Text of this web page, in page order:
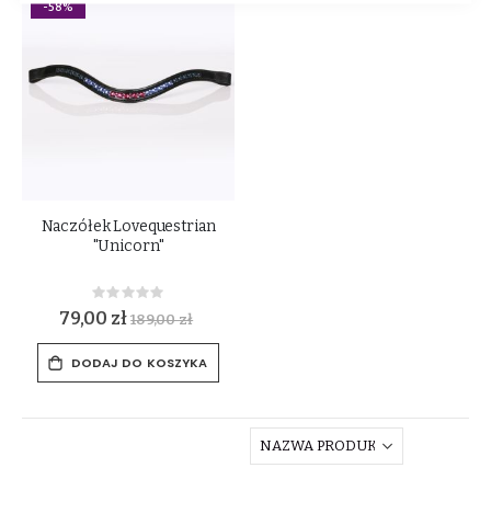
-58%
Naczółek Lovequestrian
"Unicorn"
Rating:
0%
79,00 zł189,00 zł
DODAJ DO KOSZYKA